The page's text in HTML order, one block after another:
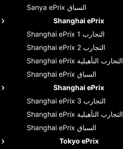
Sanya ePrix السباق
Shanghai ePrix
Shanghai ePrix
التجارب 1
Shanghai ePrix
التجارب 2
Shanghai ePrix التجارب التأهيلية
Shanghai ePrix السباق
Shanghai ePrix
Shanghai ePrix
التجارب 3
Shanghai ePrix التجارب التأهيلية
Shanghai ePrix السباق
Tokyo ePrix